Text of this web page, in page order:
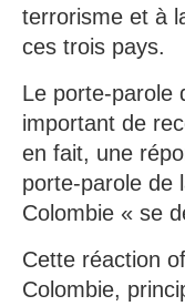
terrorisme et à
ces trois pays.
Le porte-parole
important de
en fait, une
porte-parole de
Colombie « se
Cette réaction
Colombie,